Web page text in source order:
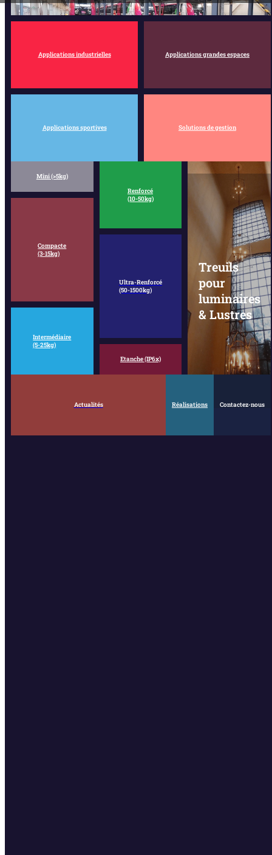
Applications sportives
Applications grandes espaces
Solutions de gestion
Applications industrielles
Treuils
pour
luminaires
& Lustres
Ultra-Renforcé
(50-1500kg)
Compacte
(3-15kg)
Mini (>5kg)
Renforcé
(10-50kg)
Intermédiaire
(5-25kg)
Etanche (IP6x)
Actualités Réalisations Contactez-nous